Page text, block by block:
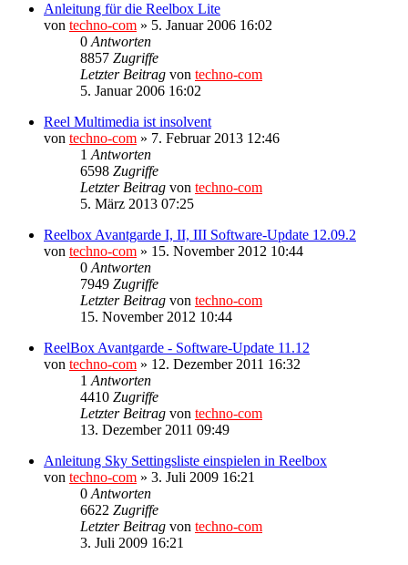
Anleitung für die Reelbox Lite
von techno-com » 5. Januar 2006 16:02
0 Antworten
8857 Zugriffe
Letzter Beitrag von techno-com
5. Januar 2006 16:02
Reel Multimedia ist insolvent
von techno-com » 7. Februar 2013 12:46
1 Antworten
6598 Zugriffe
Letzter Beitrag von techno-com
5. März 2013 07:25
Reelbox Avantgarde I, II, III Software-Update 12.09.2
von techno-com » 15. November 2012 10:44
0 Antworten
7949 Zugriffe
Letzter Beitrag von techno-com
15. November 2012 10:44
ReelBox Avantgarde - Software-Update 11.12
von techno-com » 12. Dezember 2011 16:32
1 Antworten
4410 Zugriffe
Letzter Beitrag von techno-com
13. Dezember 2011 09:49
Anleitung Sky Settingsliste einspielen in Reelbox
von techno-com » 3. Juli 2009 16:21
0 Antworten
6622 Zugriffe
Letzter Beitrag von techno-com
3. Juli 2009 16:21